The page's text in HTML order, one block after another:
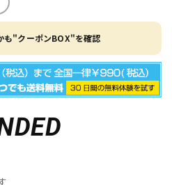
も"クーポンBOX"を確認